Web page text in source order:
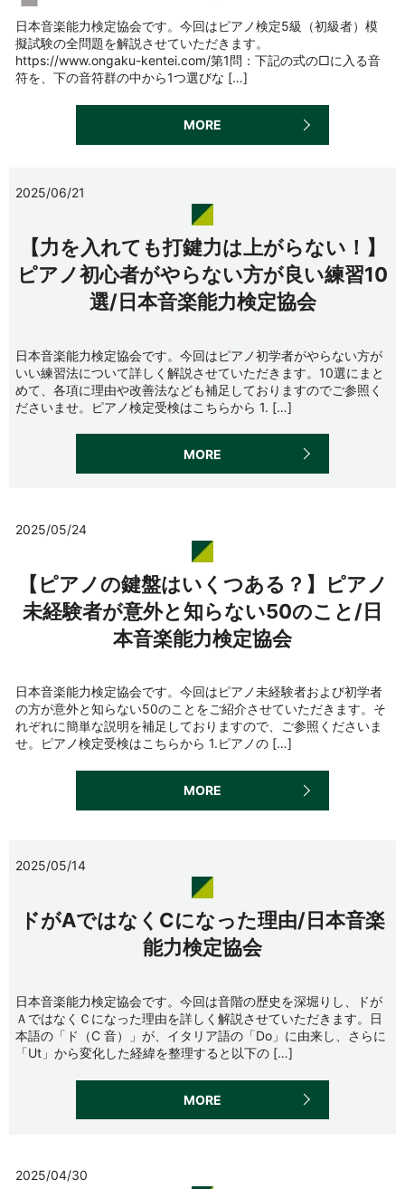
日本音楽能力検定協会です。今回はピアノ検定5級（初級者）模
擬試験の全問題を解説させていただきます。
https://www.ongaku-kentei.com/第1問：下記の式の□に入る音
符を、下の音符群の中から1つ選びな […]
MORE
2025/06/21
【力を入れても打鍵力は上がらない！】
ピアノ初心者がやらない方が良い練習10
選/日本音楽能力検定協会
日本音楽能力検定協会です。今回はピアノ初学者がやらない方が
いい練習法について詳しく解説させていただきます。10選にまと
めて、各項に理由や改善法なども補足しておりますのでご参照く
ださいませ。ピアノ検定受検はこちらから 1. […]
MORE
2025/05/24
【ピアノの鍵盤はいくつある？】ピアノ
未経験者が意外と知らない50のこと/日
本音楽能力検定協会
日本音楽能力検定協会です。今回はピアノ未経験者および初学者
の方が意外と知らない50のことをご紹介させていただきます。そ
れぞれに簡単な説明を補足しておりますので、ご参照くださいま
せ。ピアノ検定受検はこちらから 1.ピアノの […]
MORE
2025/05/14
ドがAではなくCになった理由/日本音楽
能力検定協会
日本音楽能力検定協会です。今回は音階の歴史を深堀りし、ドが
ＡではなくＣになった理由を詳しく解説させていただきます。日
本語の「ド（C 音）」が、イタリア語の「Do」に由来し、さらに
「Ut」から変化した経緯を整理すると以下の […]
MORE
2025/04/30